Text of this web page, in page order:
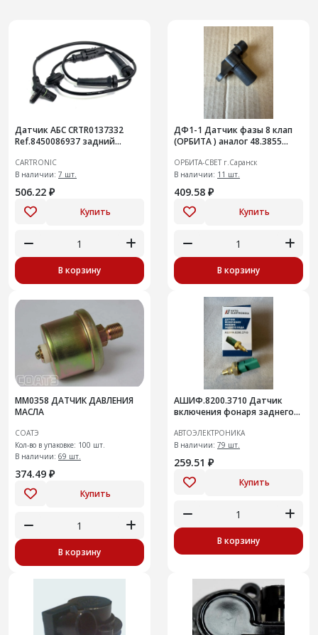
Датчик АБС CRTR0137332
Ref.8450086937 задний
CARTRONIC
В наличии: 7 шт.
506.22 ₽
Купить
В корзину
ДФ1-1 Датчик фазы 8 клап
(ОРБИТА ) аналог 48.3855
,ГРАНТА,2123
ОРБИТА-СВЕТ г.Саранск
В наличии: 11 шт.
409.58 ₽
Купить
В корзину
ММ0358 ДАТЧИК ДАВЛЕНИЯ
МАСЛА
СОАТЭ
Кол-во в упаковке: 100 шт.
В наличии: 69 шт.
374.49 ₽
Купить
В корзину
АШИФ.8200.3710 Датчик
включения фонаря заднего
АВТОЭЛЕКТРОНИКА
В наличии: 79 шт.
259.51 ₽
Купить
В корзину